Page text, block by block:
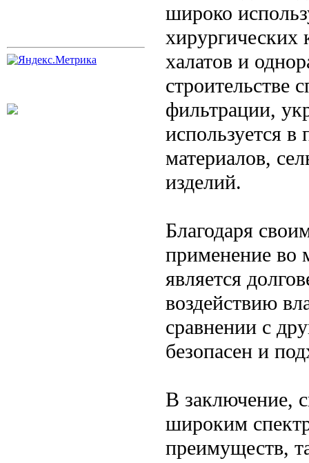
широко
хирургических
халатов и
строительстве
фильтрации,
используется
материалов,
изделий.
Благодаря
применение во
является
воздействию
сравнении с
безопасен и
В заключение,
широким
преимуществ,